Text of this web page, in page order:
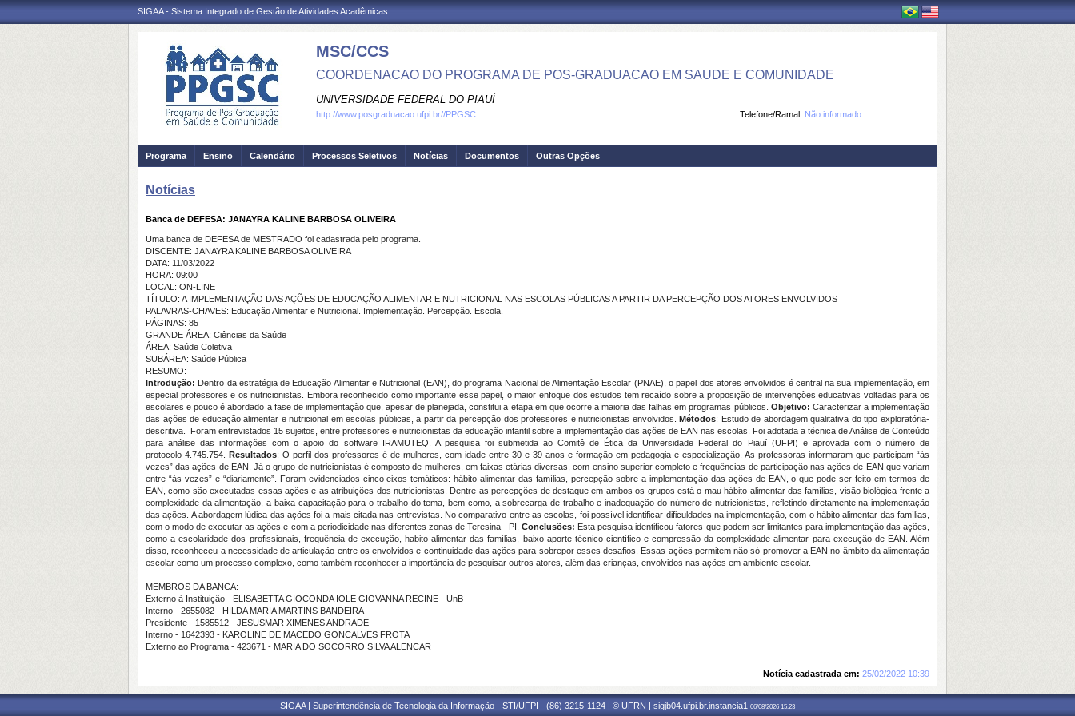
SIGAA - Sistema Integrado de Gestão de Atividades Acadêmicas
MSC/CCS
COORDENACAO DO PROGRAMA DE POS-GRADUACAO EM SAUDE E COMUNIDADE
UNIVERSIDADE FEDERAL DO PIAUÍ
Telefone/Ramal: Não informado
http://www.posgraduacao.ufpi.br//PPGSC
Programa Ensino Calendário Processos Seletivos Notícias Documentos Outras Opções
Notícias
Banca de DEFESA: JANAYRA KALINE BARBOSA OLIVEIRA
Uma banca de DEFESA de MESTRADO foi cadastrada pelo programa.
DISCENTE: JANAYRA KALINE BARBOSA OLIVEIRA
DATA: 11/03/2022
HORA: 09:00
LOCAL: ON-LINE
TÍTULO: A IMPLEMENTAÇÃO DAS AÇÕES DE EDUCAÇÃO ALIMENTAR E NUTRICIONAL NAS ESCOLAS PÚBLICAS A PARTIR DA PERCEPÇÃO DOS ATORES ENVOLVIDOS
PALAVRAS-CHAVES: Educação Alimentar e Nutricional. Implementação. Percepção. Escola.
PÁGINAS: 85
GRANDE ÁREA: Ciências da Saúde
ÁREA: Saúde Coletiva
SUBÁREA: Saúde Pública
RESUMO:
Introdução: Dentro da estratégia de Educação Alimentar e Nutricional (EAN), doprograma Nacional de Alimentação Escolar (PNAE),o papel dos atores envolvidos é central na sua implementação, em
especial professores e os nutricionistas. Embora reconhecido como importante esse papel, o maior enfoque dos estudos tem recaído sobre a proposição de intervenções educativas voltadas para os
escolares e pouco é abordado a fase de implementação que, apesar de planejada, constitui a etapa em que ocorre a maioria das falhas em programas públicos. Objetivo: Caracterizar a implementação
das ações de educação alimentar e nutricional em escolas públicas, a partir da percepção dos professores e nutricionistas envolvidos.Métodos: Estudo de abordagem qualitativa do tipo exploratória-
descritiva. Foram entrevistados 15 sujeitos, entre professores e nutricionistas da educação infantil sobre a implementação das ações de EAN nas escolas. Foi adotada a técnica de Análise de Conteúdo
para análise das informações com o apoio do software IRAMUTEQ. A pesquisa foi submetida ao Comitê de Ética da Universidade Federal do Piauí (UFPI) e aprovada com o número de
protocolo 4.745.754. Resultados: O perfil dos professores é de mulheres, com idade entre 30 e 39 anos e formação em pedagogia e especialização. As professoras informaram que participam “às
vezes” das ações de EAN. Já o grupo de nutricionistas é composto de mulheres, em faixas etárias diversas, com ensino superior completo e frequências de participação nas ações de EAN que variam
entre “às vezes” e “diariamente”.
Foram evidenciados cinco eixos temáticos:hábito alimentar das famílias, percepção sobre a implementação das ações de EAN, o que pode ser feito em termos de
EAN, como são executadas essas ações e as atribuições dos nutricionistas. Dentre as percepções de destaque em ambos os grupos está o mau hábito alimentar das famílias, visão biológica frente a
complexidade da alimentação, a baixa capacitação para o trabalho do tema, bem como, a sobrecarga de trabalho e inadequação do número de nutricionistas, refletindo diretamente na implementação
das ações. A abordagem lúdica das ações foi a mais citada nas entrevistas. No comparativo entre as escolas, foi possível identificar dificuldades na implementação, com o hábito alimentar das famílias,
com o modo de executar as ações e com a periodicidade nas diferentes zonas de Teresina - PI.Conclusões: Esta pesquisa identificou fatores que podem ser limitantes para implementação das ações,
como a escolaridade dos profissionais, frequência de execução, habito alimentar das famílias, baixo aporte técnico-científico e compressão da complexidade alimentar para execução de EAN. Além
disso, reconheceu a necessidade de articulação entre os envolvidos e continuidade das ações para sobrepor esses desafios. Essas ações permitem não só promover a EAN no âmbito da alimentação
escolar como um processo complexo, como também reconhecer a importância de pesquisar outros atores, além das crianças, envolvidos nas ações em ambiente escolar.
MEMBROS DA BANCA:
Externo à Instituição - ELISABETTA GIOCONDA IOLE GIOVANNA RECINE - UnB
Interno - 2655082 - HILDA MARIA MARTINS BANDEIRA
Presidente - 1585512 - JESUSMAR XIMENES ANDRADE
Interno - 1642393 - KAROLINE DE MACEDO GONCALVES FROTA
Externo ao Programa - 423671 - MARIA DO SOCORRO SILVA ALENCAR
Notícia cadastrada em: 25/02/2022 10:39
SIGAA | Superintendência de Tecnologia da Informação - STI/UFPI - (86) 3215-1124 | © UFRN | sigjb04.ufpi.br.instancia1 06/08/2026 15:23